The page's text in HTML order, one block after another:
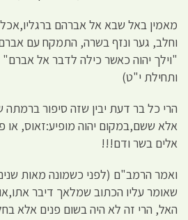
מאמין באל שבא אל אברהם
וחלב, גער ונזף בשרה, התמקח עם
"וילך יהוה כאשר כילה לדבר אל
ותחילת י"ט)
הרי כל בר דעת יבין שזה סיפור ברמתה
אלא ששם,במקום יהוה מופיע:זאוס, או
אלים בשר ודם!!!
ואמר הרמב"ם (לפני כשמונה מאות
שאומר עליו הכתוב שמלאך דיבר
האל, הרי זה לא היה בשום פנים אלא